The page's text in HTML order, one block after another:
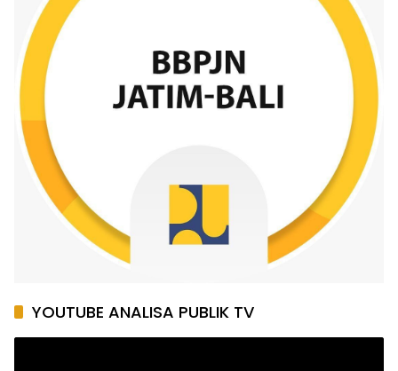
YOUTUBE ANALISA PUBLIK TV